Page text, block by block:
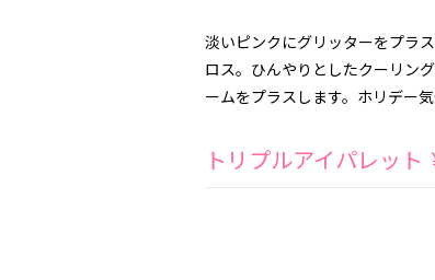
淡いピンクにグリッターをプラ
ロス。ひんやりとしたクーリン
ームをプラスします。ホリデー
トリプルアイパレット